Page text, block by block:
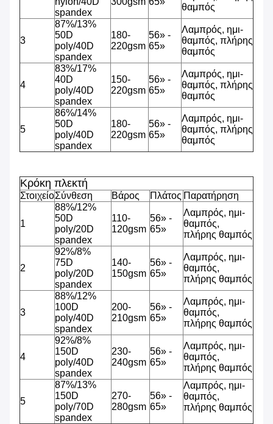
spandex
θαμπός
3
87%/13%
50D
poly/40D
spandex
180-
220gsm
56» -
65»
Λαμπρός, ημι-
θαμπός, πλήρης
θαμπός
4
83%/17%
40D
poly/40D
spandex
150-
220gsm
56» -
65»
Λαμπρός, ημι-
θαμπός, πλήρης
θαμπός
5
86%/14%
50D
poly/40D
spandex
180-
220gsm
56» -
65»
Λαμπρός, ημι-
θαμπός, πλήρης
θαμπός
Κρόκη πλεκτή
ΣτοιχείοΣύνθεση Βάρος Πλάτος Παρατήρηση
1
88%/12%
50D
poly/20D
spandex
110-
120gsm
56» -
65»
Λαμπρός, ημι-
θαμπός,
πλήρης θαμπός
2
92%/8%
75D
poly/20D
spandex
140-
150gsm
56» -
65»
Λαμπρός, ημι-
θαμπός,
πλήρης θαμπός
3
88%/12%
100D
poly/40D
spandex
200-
210gsm
56» -
65»
Λαμπρός, ημι-
θαμπός,
πλήρης θαμπός
4
92%/8%
150D
poly/40D
spandex
230-
240gsm
56» -
65»
Λαμπρός, ημι-
θαμπός,
πλήρης θαμπός
5
87%/13%
150D
poly/70D
spandex
270-
280gsm
56» -
65»
Λαμπρός, ημι-
θαμπός,
πλήρης θαμπός